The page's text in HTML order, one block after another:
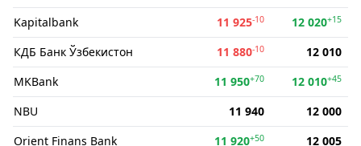
Kapitalbank
11 925-10 12 020+15
КДБ Банк Ўзбекистон 11 880-10
12 010
MKBank
11 950+70 12 010+45
NBU 11 940
12 000
Orient Finans Bank
11 920+50
12 005